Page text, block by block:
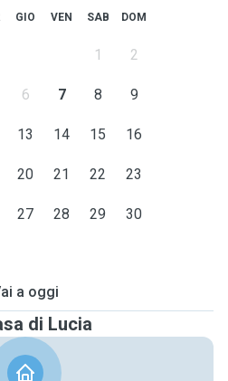
GIO VEN SAB DOM
1 2
6 7 8 9
13 14 15 16
20 21 22 23
27 28 29 30
a oggi
di Lucia